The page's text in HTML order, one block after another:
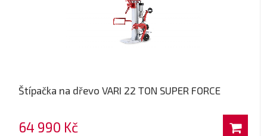
Štípačka na dřevo VARI 22 TON SUPER FORCE
64 990 Kč